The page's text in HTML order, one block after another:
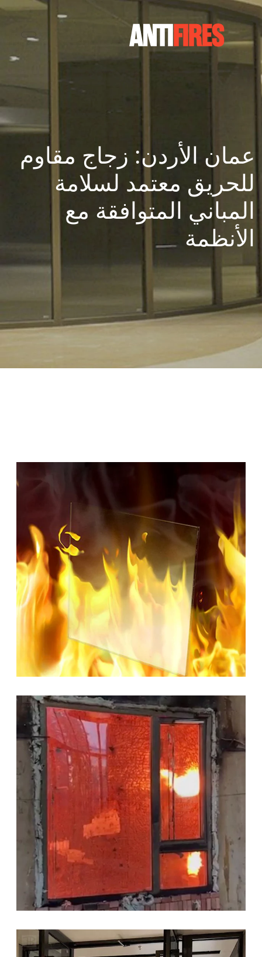
عمان الأردن: زجاج مقاوم
للحريق معتمد لسلامة
المباني المتوافقة مع
الأنظمة